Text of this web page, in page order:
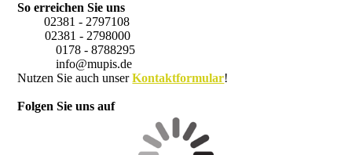
So erreichen Sie uns
02381 - 2797108
02381 - 2798000
0178 - 8788295
info@mupis.de
Nutzen Sie auch unserKontaktformular!
Folgen Sie uns auf